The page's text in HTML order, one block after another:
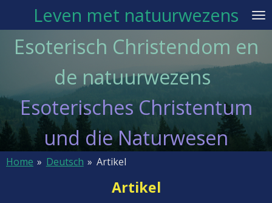
naar
de
hoofdinhoud
Leven met natuurwezens
Esoterisch Christendom en
de natuurwezens
Esoterisches Christentum
und die Naturwesen
Home » Deutsch » Artikel
Artikel